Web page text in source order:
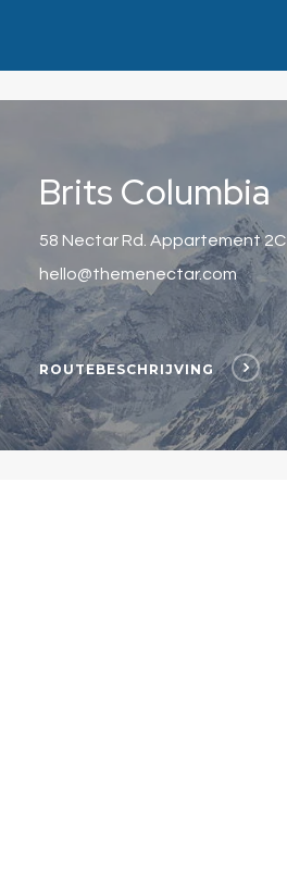
Brits Columbia
58 Nectar Rd. Appartement 2C
hello@themenectar.com
ROUTEBESCHRIJVING